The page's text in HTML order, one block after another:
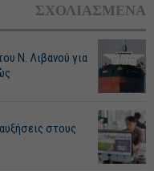
ΣΧΟΛΙΑΣΜΕΝΑ
Ν. Λιβανού για
στους